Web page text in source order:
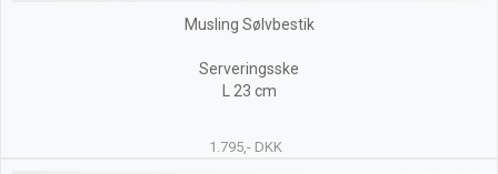
Musling Sølvbestik
Serveringsske
L 23 cm
1.795,- DKK